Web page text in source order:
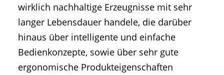
wirklich nachhaltige Erzeugnisse mit sehr
langer Lebensdauer handele, die darüber
hinaus über intelligente und einfache
Bedienkonzepte, sowie über sehr gute
ergonomische Produkteigenschaften